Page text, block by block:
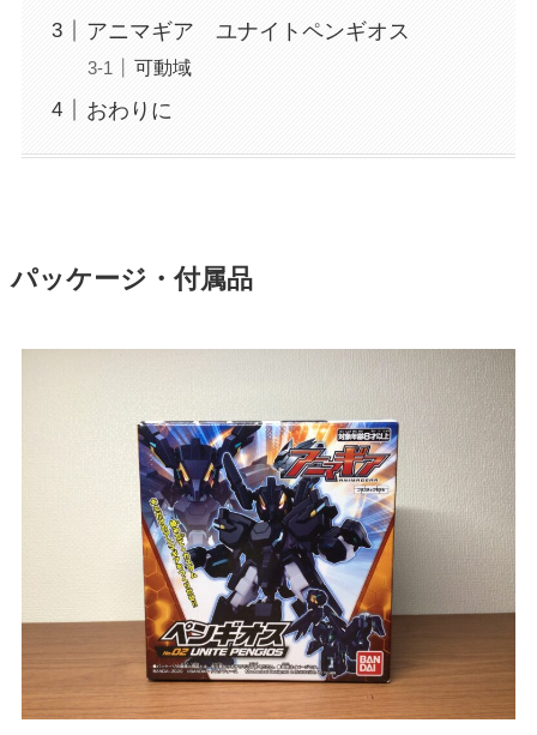
アニマギア ユナイトペンギオス
可動域
おわりに
パッケージ・付属品